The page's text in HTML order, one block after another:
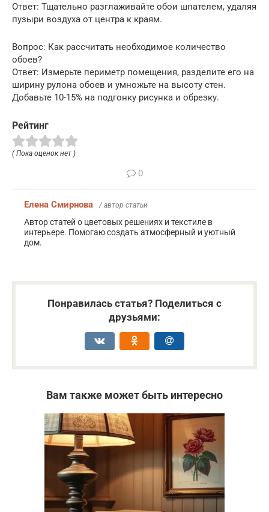
Ответ: Тщательно разглаживайте обои шпателем, удаляя
пузыри воздуха от центра к краям.
Вопрос: Как рассчитать необходимое количество
обоев?
Ответ: Измерьте периметр помещения, разделите его на
ширину рулона обоев и умножьте на высоту стен.
Добавьте 10-15% на подгонку рисунка и обрезку.
Рейтинг
( Пока оценок нет )
0
Елена Смирнова / автор статьи
Автор статей о цветовых решениях и текстиле в
интерьере. Помогаю создать атмосферный и уютный
дом.
Понравилась статья? Поделиться с
друзьями:
Вам также может быть интересно